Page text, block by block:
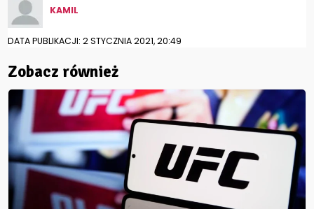
KAMIL
DATA PUBLIKACJI: 2 STYCZNIA 2021, 20:49
Zobacz również